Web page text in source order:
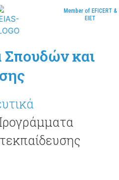
Member of EFICERT &
EIET
και